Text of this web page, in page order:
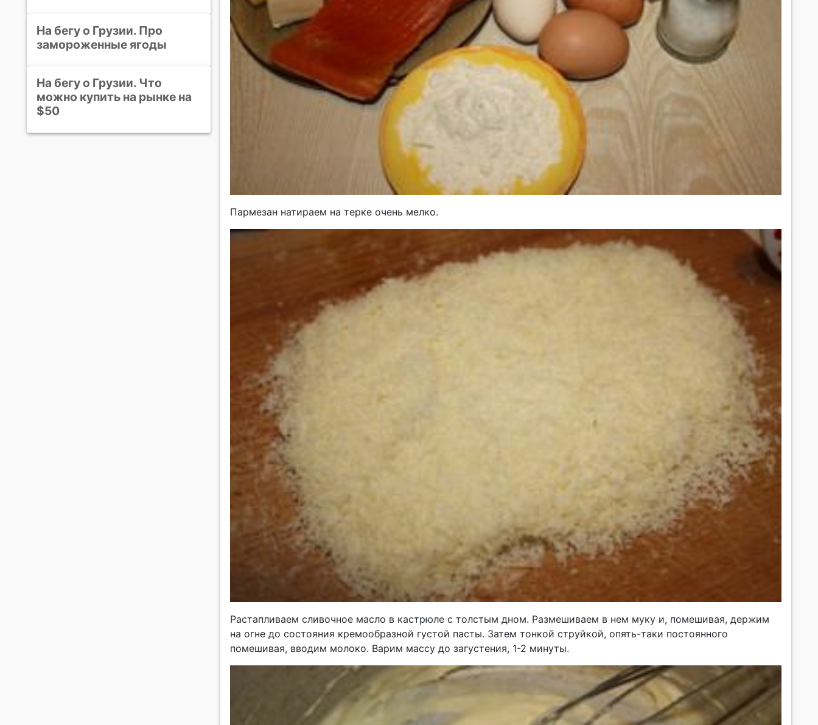
Пармезан натираем на терке очень мелко.
Растапливаем сливочное масло в кастрюле с толстым дном. Размешиваем в нем муку и, помешивая, держим
на огне до состояния кремообразной густой пасты. Затем тонкой струйкой, опять-таки постоянного
помешивая, вводим молоко. Варим массу до загустения, 1-2 минуты.
На бегу о Грузии. Про
замороженные ягоды
На бегу о Грузии. Что
можно купить на рынке на
$50